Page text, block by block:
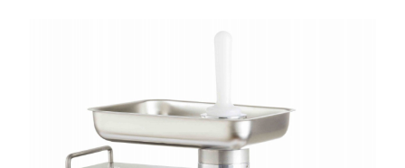
TERMÉKEK
TERMÉK LISTA PDF